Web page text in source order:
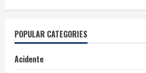
POPULAR CATEGORIES
Acidente